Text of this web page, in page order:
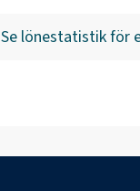
Se lönestatistik för